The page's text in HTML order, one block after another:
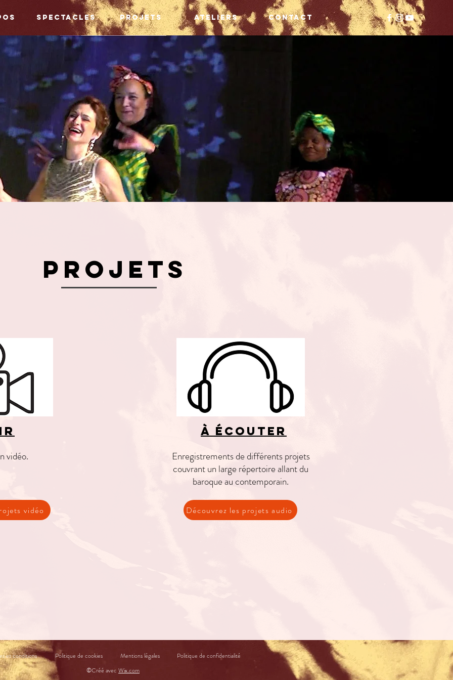
projets
vidéo.
vidéo
à écouter
Enregistrements de différents projets
couvrant un large répertoire allant du
baroque au contemporain.
Découvrez les projets audio
Spectacles Projets Ateliers CONTACT
et conditions Politique de cookies Mentions légales
Politique de confidentialité
©Créé avec Wix.com